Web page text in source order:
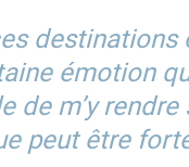
destinations
émotion
de m’y
peut être